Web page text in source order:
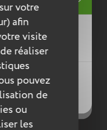
votre
afin
visite
réaliser
pouvez
de
ou
les
liste
pour ajouter
liste d'envies.